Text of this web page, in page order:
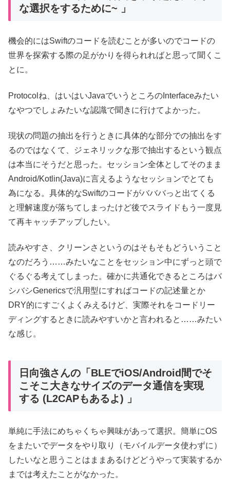
な選択をするために~ 」
機会的にはSwiftのコードを読むことが多いのでコードの
世界を探索する際の足がかりを得られればと思って聞くこ
とに。
Protocolね、はいはいJavaでいうところのInterfaceみたい
なやつでしょみたいな認識で聞きに行けてよかった。
現状の問題の抽出を行うときに具体的な部分での抽出をす
るのではなくて、ジェネリックな形で抽出するという観点
は本当にそうだと思った。セッション全体としてそのまま
Android/Kotlin(Java)に言えるようなセッションでとても
為になる。具体的なSwiftのコードがバババっと出てくる
と理解速度が落ちてしまったけど後でスライドもう一度見
て再キャッチアップしたい。
読みやすさ、クリーンさというのはそもそもどういうこと
なのだろう……みたいなことをセッション中にずっと頭で
ぐるぐる考えてしまった。確かに共通化できるところはバ
シバシGenericsで汎用型にすればコードの記述量とか
DRY的にすごくよくみえるけど、実際それをコードリー
ディングするときに読みやすいかと言われると……みたい
な感じ。
日向強さんの「BLEでiOS/Android間でそ
こそこ大きなサイズのデータ通信を実現
する (L2CAPもあるよ) 」
単純に手法にめちゃくちゃ興味があって選択。簡単にOS
をまたいでデータをやり取り（モバイルデータ使わずに）
したいなと思うことはままあるけどどうやって実装するか
までは考えたことがなかった。